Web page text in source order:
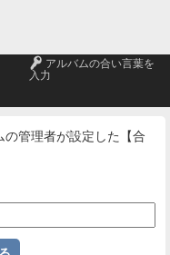
🔑 アルバムの合い言葉を
入力
の管理者が設定した【合